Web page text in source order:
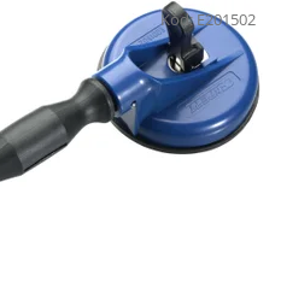
Kód:E201502